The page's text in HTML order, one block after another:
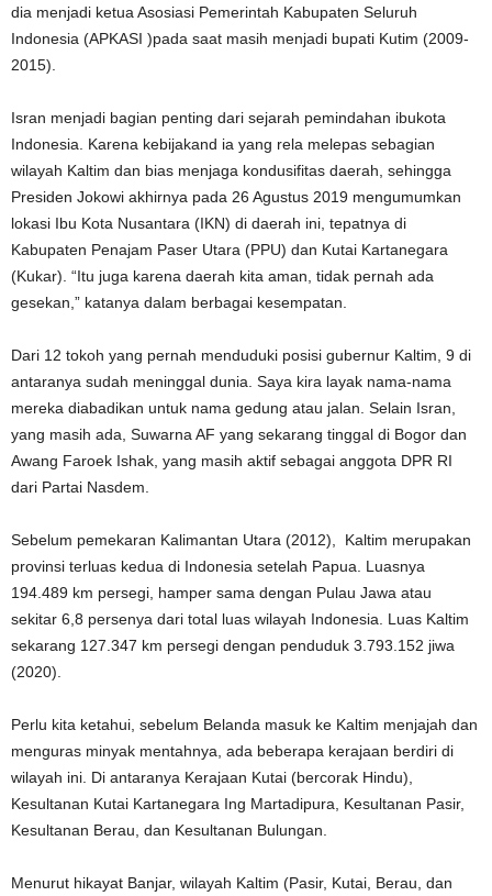
dia menjadi ketua Asosiasi Pemerintah Kabupaten Seluruh
Indonesia (APKASI )pada saat masih menjadi bupati Kutim (2009-
2015).
Isran menjadi bagian penting dari sejarah pemindahan ibukota
Indonesia. Karena kebijakand ia yang rela melepas sebagian
wilayah Kaltim dan bias menjaga kondusifitas daerah, sehingga
Presiden Jokowi akhirnya pada 26 Agustus 2019 mengumumkan
lokasi Ibu Kota Nusantara (IKN) di daerah ini, tepatnya di
Kabupaten Penajam Paser Utara (PPU) dan Kutai Kartanegara
(Kukar). “Itu juga karena daerah kita aman, tidak pernah ada
gesekan,” katanya dalam berbagai kesempatan.
Dari 12 tokoh yang pernah menduduki posisi gubernur Kaltim, 9 di
antaranya sudah meninggal dunia. Saya kira layak nama-nama
mereka diabadikan untuk nama gedung atau jalan. Selain Isran,
yang masih ada, Suwarna AF yang sekarang tinggal di Bogor dan
Awang Faroek Ishak, yang masih aktif sebagai anggota DPR RI
dari Partai Nasdem.
Sebelum pemekaran Kalimantan Utara (2012), Kaltim merupakan
provinsi terluas kedua di Indonesia setelah Papua. Luasnya
194.489 km persegi, hamper sama dengan Pulau Jawa atau
sekitar 6,8 persenya dari total luas wilayah Indonesia. Luas Kaltim
sekarang 127.347 km persegi dengan penduduk 3.793.152 jiwa
(2020).
Perlu kita ketahui, sebelum Belanda masuk ke Kaltim menjajah dan
menguras minyak mentahnya, ada beberapa kerajaan berdiri di
wilayah ini. Di antaranya Kerajaan Kutai (bercorak Hindu),
Kesultanan Kutai Kartanegara Ing Martadipura, Kesultanan Pasir,
Kesultanan Berau, dan Kesultanan Bulungan.
Menurut hikayat Banjar, wilayah Kaltim (Pasir, Kutai, Berau, dan